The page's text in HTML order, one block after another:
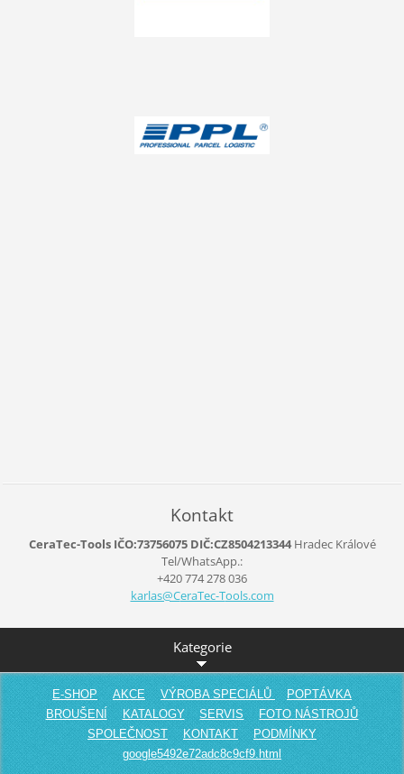
Kontakt
CeraTec-Tools IČO:73756075 DIČ:CZ8504213344Hradec Králové
Tel/WhatsApp.:
+420 774 278 036
karlas@CeraTec-Tools.com
Kategorie
E-SHOP AKCE VÝROBA SPECIÁLŮ
POPTÁVKA
BROUŠENÍ
KATALOGY SERVIS
FOTO NÁSTROJŮ
SPOLEČNOST
KONTAKT
PODMÍNKY
google5492e72adc8c9cf9.html